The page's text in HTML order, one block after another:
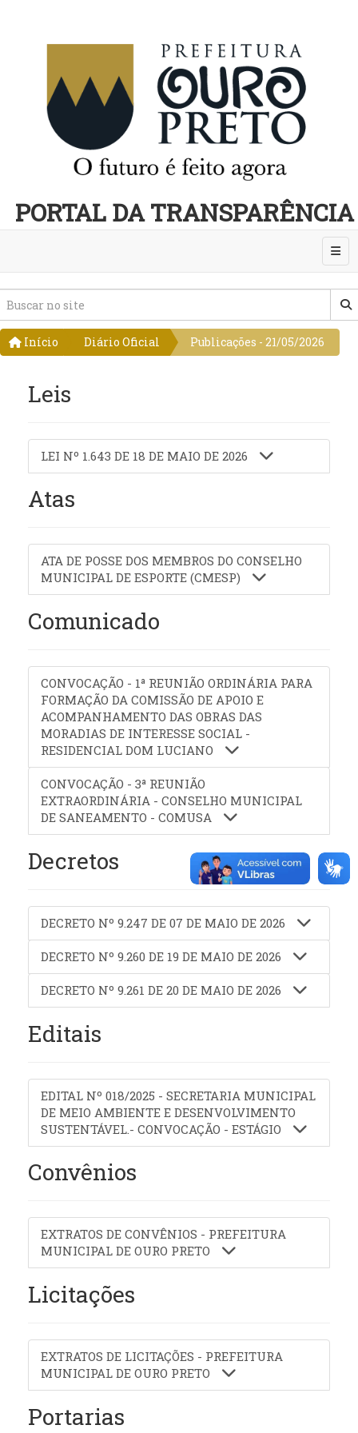
PORTAL DA TRANSPARÊNCIA
Início Diário Oficial Publicações - 21/05/2026
Leis
LEI Nº 1.643 DE 18 DE MAIO DE 2026
Atas
ATA DE POSSE DOS MEMBROS DO CONSELHO
MUNICIPAL DE ESPORTE (CMESP)
Comunicado
CONVOCAÇÃO - 1ª REUNIÃO ORDINÁRIA PARA
FORMAÇÃO DA COMISSÃO DE APOIO E
ACOMPANHAMENTO DAS OBRAS DAS
MORADIAS DE INTERESSE SOCIAL -
RESIDENCIAL DOM LUCIANO
CONVOCAÇÃO - 3ª REUNIÃO
EXTRAORDINÁRIA - CONSELHO MUNICIPAL
DE SANEAMENTO - COMUSA
Decretos
DECRETO Nº 9.247 DE 07 DE MAIO DE 2026
DECRETO Nº 9.260 DE 19 DE MAIO DE 2026
DECRETO Nº 9.261 DE 20 DE MAIO DE 2026
Editais
EDITAL Nº 018/2025 - SECRETARIA MUNICIPAL
DE MEIO AMBIENTE E DESENVOLVIMENTO
SUSTENTÁVEL.- CONVOCAÇÃO - ESTÁGIO
Convênios
EXTRATOS DE CONVÊNIOS - PREFEITURA
MUNICIPAL DE OURO PRETO
Licitações
EXTRATOS DE LICITAÇÕES - PREFEITURA
MUNICIPAL DE OURO PRETO
Portarias